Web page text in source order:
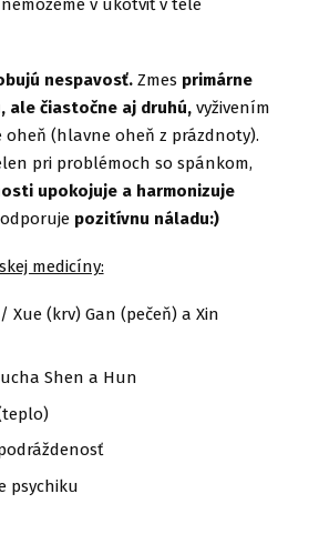
nespavosť.Zmes primárne
ale čiastočne aj druhú,vyživením
oheň (hlavne oheň z prázdnoty).
pri problémoch so spánkom,
upokojuje a harmonizuje
pozitívnu náladu:)
medicíny:
Xue (krv) Gan (pečeň) a Xin
Shen a Hun
psychiku